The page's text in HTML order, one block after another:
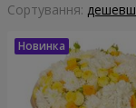
Сортування: